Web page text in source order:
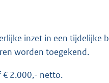
inzet in een tijdelijke
worden toegekend.
€ 2.000,- netto.